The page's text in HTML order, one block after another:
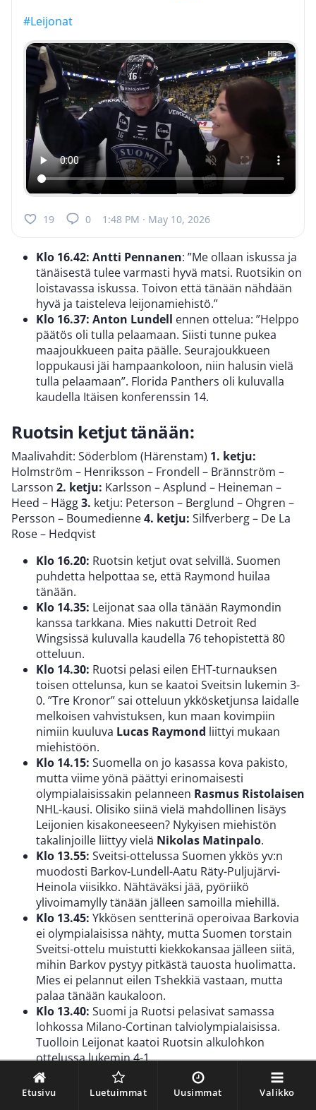
Etusivu Luetuimmat Uusimmat Valikko
#Leijonat
19 0 1:48 PM · May 10, 2026
Klo 16.42: Antti Pennanen: ”Me ollaan iskussa ja
tänäisestä tulee varmasti hyvä matsi. Ruotsikin on
loistavassa iskussa. Toivon että tänään nähdään
hyvä ja taisteleva leijonamiehistö.”
Klo 16.37: Anton Lundell ennen ottelua: ”Helppo
päätös oli tulla pelaamaan. Siisti tunne pukea
maajoukkueen paita päälle. Seurajoukkueen
loppukausi jäi hampaankoloon, niin halusin vielä
tulla pelaamaan”. Florida Panthers oli kuluvalla
kaudella Itäisen konferenssin 14.
Ruotsin ketjut tänään:
Maalivahdit: Söderblom (Härenstam) 1. ketju:
Holmström – Henriksson – Frondell – Brännström –
Larsson 2. ketju: Karlsson – Asplund – Heineman –
Heed – Hägg3. ketju: Peterson – Berglund – Ohgren –
Persson – Boumedienne4. ketju: Silfverberg – De La
Rose – Hedqvist
Klo 16.20: Ruotsin ketjut ovat selvillä. Suomen
puhdetta helpottaa se, että Raymond huilaa
tänään.
Klo 14.35: Leijonat saa olla tänään Raymondin
kanssa tarkkana. Mies nakutti Detroit Red
Wingsissä kuluvalla kaudella 76 tehopistettä 80
otteluun.
Klo 14.30: Ruotsi pelasi eilen EHT-turnauksen
toisen ottelunsa, kun se kaatoi Sveitsin lukemin 3-
0. ”Tre Kronor” sai otteluun ykkösketjunsa laidalle
melkoisen vahvistuksen, kun maan kovimpiin
nimiin kuuluva Lucas Raymond liittyi mukaan
miehistöön.
Klo 14.15: Suomella on jo kasassa kova pakisto,
mutta viime yönä päättyi erinomaisesti
olympialaisissakin pelanneen Rasmus Ristolaisen
NHL-kausi. Olisiko siinä vielä mahdollinen lisäys
Leijonien kisakoneeseen? Nykyisen miehistön
takalinjoille liittyy vielä Nikolas Matinpalo.
Klo 13.55: Sveitsi-ottelussa Suomen ykkös yv:n
muodosti Barkov-Lundell-Aatu Räty-Puljujärvi-
Heinola viisikko. Nähtäväksi jää, pyöriikö
ylivoimamylly tänään jälleen samoilla miehillä.
Klo 13.45: Ykkösen sentterinä operoivaa Barkovia
ei olympialaisissa nähty, mutta Suomen torstain
Sveitsi-ottelu muistutti kiekkokansaa jälleen siitä,
mihin Barkov pystyy pitkästä tauosta huolimatta.
Mies ei pelannut eilen Tshekkiä vastaan, mutta
palaa tänään kaukaloon.
Klo 13.40: Suomi ja Ruotsi pelasivat samassa
lohkossa Milano-Cortinan talviolympialaisissa.
Tuolloin Leijonat kaatoi Ruotsin alkulohkon
ottelussa lukemin 4-1.
Klo 13.38:
Mikko Lehtonen ennen Ruotsi-ottelua:
”Hyvä joukkue tulee vastaan. Laatunippu, paljon